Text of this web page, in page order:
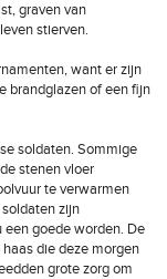
graven van
stierven.
want er zijn
brandglazen of een fijn
soldaten. Sommige
stenen vloer
te verwarmen
zijn
goede worden. De
die deze morgen
grote zorg om